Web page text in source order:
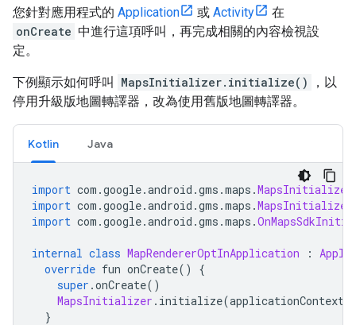
您針對應用程式的 Application 或 Activity
在
onCreate 中進行這項呼叫，再完成相關的內容檢視設
定。
下例顯示如何呼叫 MapsInitializer.initialize()
，以
停用升級版地圖轉譯器，改為使用舊版地圖轉譯器。
Kotlin Java
import com .google.android .gms .maps .MapsInitializer
import com .google.android .gms .maps .MapsInitializer
import com .google.android .gms .maps .
internal class MapRendererOptInApplication :
override fun onCreate()
{
super .onCreate()
MapsInitializer . initialize(applicationContext
}